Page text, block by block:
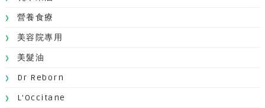
營養食療
美容院專用
美髮油
Dr Reborn
L'Occitane